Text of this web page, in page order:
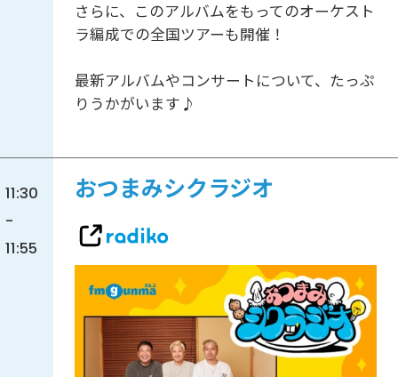
さらに、このアルバムをもってのオーケスト
ラ編成での全国ツアーも開催！
最新アルバムやコンサートについて、たっぷ
りうかがいます♪
11:30
-
11:55
おつまみシクラジオ